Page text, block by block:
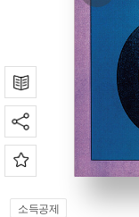
소득공제